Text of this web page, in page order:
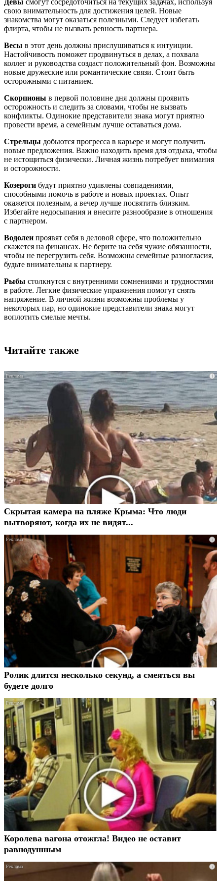
свою внимательность для достижения целей. Новые
знакомства могут оказаться полезными. Следует избегать
флирта, чтобы не вызвать ревность партнера.
Весы в этот день должны прислушиваться к интуиции.
Настойчивость поможет продвинуться в делах, а похвала
коллег и руководства создаст положительный фон. Возможны
новые дружеские или романтические связи. Стоит быть
осторожными с питанием.
Скорпионы в первой половине дня должны проявить
осторожность и следить за словами, чтобы не вызвать
конфликты. Одинокие представители знака могут приятно
провести время, а семейным лучше оставаться дома.
Стрельцы добьются прогресса в карьере и могут получить
новые предложения. Важно находить время для отдыха, чтобы
не истощиться физически. Личная жизнь потребует внимания
и осторожности.
Козероги будут приятно удивлены совпадениями,
способными помочь в работе и новых проектах. Опыт
окажется полезным, а вечер лучше посвятить близким.
Избегайте недосыпания и внесите разнообразие в отношения
с партнером.
Водолеи проявят себя в деловой сфере, что положительно
скажется на финансах. Не берите на себя чужие обязанности,
чтобы не перегрузить себя. Возможны семейные разногласия,
будьте внимательны к партнеру.
Рыбы столкнутся с внутренними сомнениями и трудностями
в работе. Легкие физические упражнения помогут снять
напряжение. В личной жизни возможны проблемы у
некоторых пар, но одинокие представители знака могут
воплотить смелые мечты.
Читайте также
i
Скрытая камера на пляже Крыма: Что люди
вытворяют, когда их не видят...
i
Ролик длится несколько секунд, а смеяться вы
будете долго
i
Королева вагона отожгла! Видео не оставит
равнодушным
i